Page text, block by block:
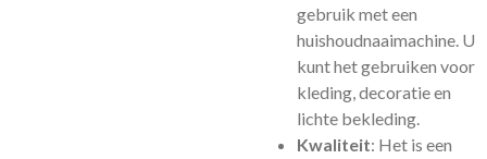
gebruik met een
huishoudnaaimachine. U
kunt het gebruiken voor
kleding, decoratie en
lichte bekleding.
Kwaliteit: Het is een